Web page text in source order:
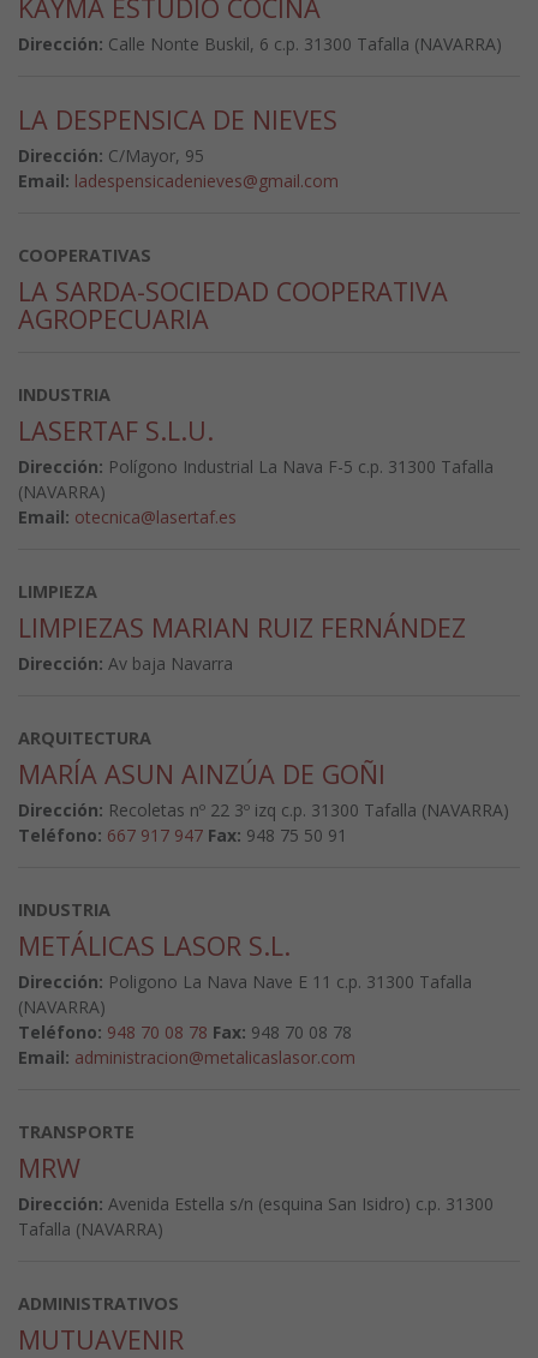
KAYMA ESTUDIO COCINA
Dirección: Calle Nonte Buskil, 6 c.p. 31300 Tafalla (NAVARRA)
LA DESPENSICA DE NIEVES
Dirección: C/Mayor, 95
Email: ladespensicadenieves@gmail.com
COOPERATIVAS
LA SARDA-SOCIEDAD COOPERATIVA
AGROPECUARIA
INDUSTRIA
LASERTAF S.L.U.
Dirección: Polígono Industrial La Nava F-5 c.p. 31300 Tafalla
(NAVARRA)
Email: otecnica@lasertaf.es
LIMPIEZA
LIMPIEZAS MARIAN RUIZ FERNÁNDEZ
Dirección: Av baja Navarra
ARQUITECTURA
MARÍA ASUN AINZÚA DE GOÑI
Dirección: Recoletas nº 22 3º izq c.p. 31300 Tafalla (NAVARRA)
Teléfono: 667 917 947 Fax: 948 75 50 91
INDUSTRIA
METÁLICAS LASOR S.L.
Dirección: Poligono La Nava Nave E 11 c.p. 31300 Tafalla
(NAVARRA)
Teléfono: 948 70 08 78 Fax: 948 70 08 78
Email: administracion@metalicaslasor.com
TRANSPORTE
MRW
Dirección: Avenida Estella s/n (esquina San Isidro) c.p. 31300
Tafalla (NAVARRA)
ADMINISTRATIVOS
MUTUAVENIR